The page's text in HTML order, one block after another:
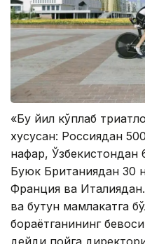
«Бу йил кўплаб
хусусан: Россиядан
нафар, Ўзбекистондан
Буюк Британиядан 30
Франция ва Италиядан.
ва бутун мамлакатга
бораётганининг